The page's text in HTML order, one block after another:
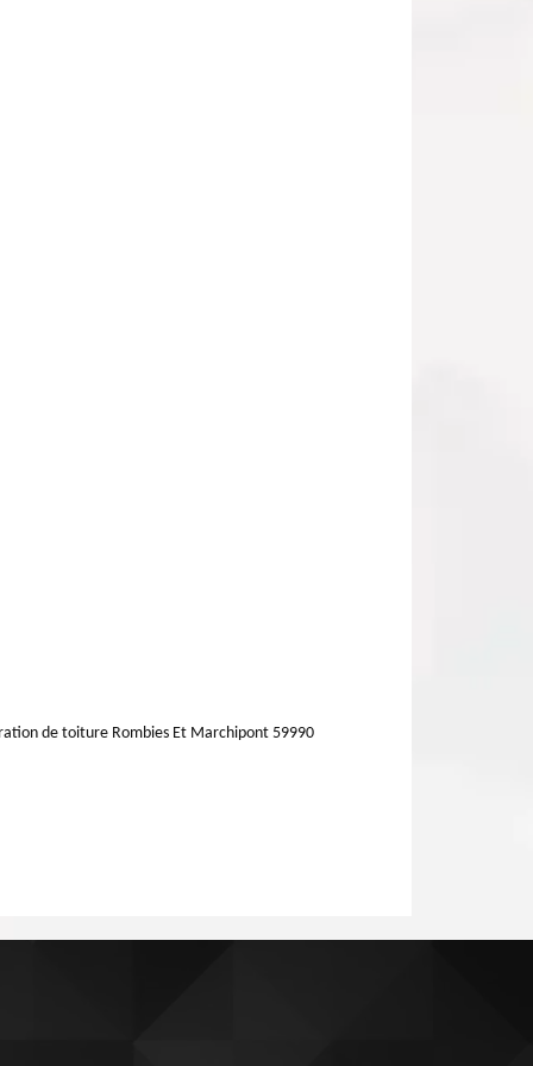
de toiture Rombies Et Marchipont 59990